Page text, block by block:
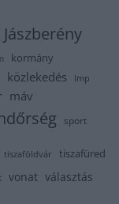
Jászberény
kormány
közlekedés lmp
máv
sport
tiszaföldvár tiszafüred
vonat választás